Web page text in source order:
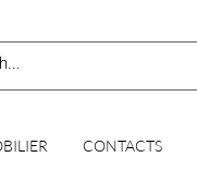
CONTACTS